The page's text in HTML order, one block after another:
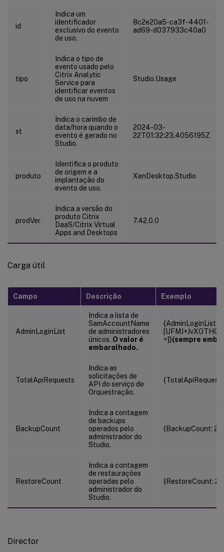
id
Indica um
identificador
exclusivo do evento
de uso.
8c2e20a5-ca3f-4401-
ad69-d037933c40a0
tipo
Indica o tipo de
evento usado pelo
Citrix Analytic
Service para
identificar eventos
de uso na nuvem
Studio.Usage
st
Indica o carimbo de
data/hora quando o
evento é gerado no
Studio.
2024-03-
22T01:32:23.4056195Z
produto
Identifica o produto
de origem e a
implantação do
evento de uso.
XenDesktop.Studio
prodVer
Indica a versão do
produto Citrix
DaaS/Citrix Virtual
Apps and Desktops
7.42.0.0
Carga útil
Campo Descrição Exemplo
AdminLoginList
Indica a lista de
SamAccountName
de administradores
únicos. O valor é
embaralhado.
{AdminLoginList:
=]}(sempre
TotalApiRequests
Indica as
solicitações de
API do serviço de
Orquestração.
BackupCount
Indica a contagem
de backups
operados pelo
administrador do
Studio.
{BackupCount:
RestoreCount
Indica a contagem
de restaurações
operadas pelo
administrador do
Studio.
{RestoreCount:
Director